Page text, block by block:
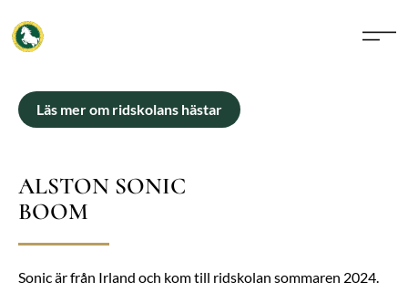
Läs mer om ridskolans hästar
ALSTON SONIC
BOOM
Sonic är från Irland och kom till ridskolan sommaren 2024.